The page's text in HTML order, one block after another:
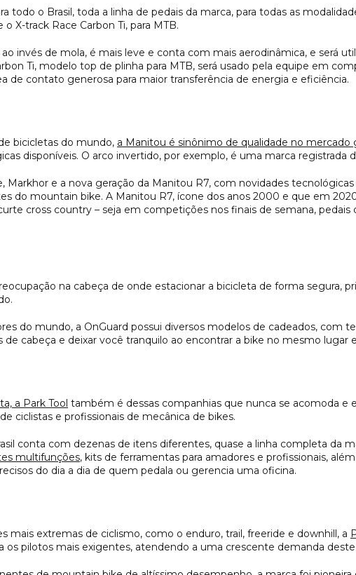
todo o Brasil, toda a linha de pedais da marca, para todas as
X-track Race Carbon Ti, para MTB.
invés de mola, é mais leve e conta com mais aerodinâmica, e será
Ti, modelo top de plinha para MTB, será usado pela equipe em
de contato generosa para maior transferência de energia e eficiência.
bicicletas do mundo, a Manitou é sinônimo de qualidade no mercado
disponíveis. O arco invertido, por exemplo, é uma marca registrada
Markhor e a nova geração da Manitou R7, com novidades
do mountain bike. A Manitou R7, ícone dos anos 2000 e que em
cross country – seja em competições nos finais de semana, pedais
na cabeça de onde estacionar a bicicleta de forma segura,
do mundo, a OnGuard possui diversos modelos de cadeados, com
de cabeça e deixar você tranquilo ao encontrar a bike no mesmo lugar
a Park Tool também é dessas companhias que nunca se acomoda e
ciclistas e profissionais de mecânica de bikes.
conta com dezenas de itens diferentes, quase a linha completa da
multifunções, kits de ferramentas para amadores e profissionais,
do dia a dia de quem pedala ou gerencia uma oficina.
mais extremas de ciclismo, como o enduro, trail, freeride e downhill, a
os pilotos mais exigentes, atendendo a uma crescente demanda